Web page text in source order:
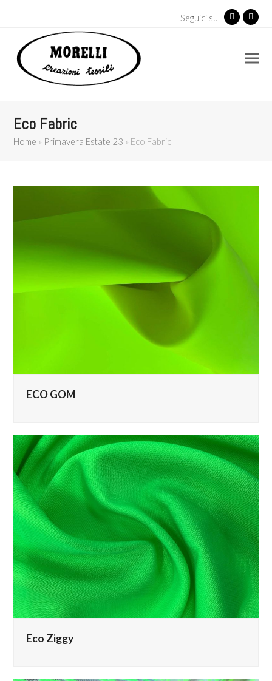
Seguici su Facebook
Eco Fabric
Home » Primavera Estate 23 » Eco Fabric
ECO GOM
Eco Ziggy